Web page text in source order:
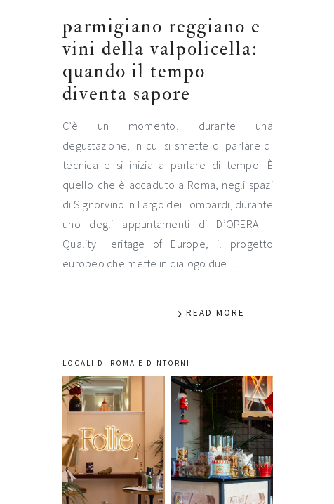
parmigiano reggiano e
vini della valpolicella:
quando il tempo
diventa sapore
C’è un momento, durante una
degustazione, in cui si smette di parlare di
tecnica e si inizia a parlare di tempo. È
quello che è accaduto a Roma, negli spazi
di Signorvino in Largo dei Lombardi, durante
uno degli appuntamenti di D’OPERA –
Quality Heritage of Europe, il progetto
europeo che mette in dialogo due…
READ MORE
LOCALI DI ROMA E DINTORNI